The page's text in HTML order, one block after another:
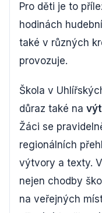
Pro děti je to
hodinách
také v různých
provozuje.
Škola v
důraz také na
Žáci se
regionálních
výtvory a texty.
nejen chodby
na veřejných